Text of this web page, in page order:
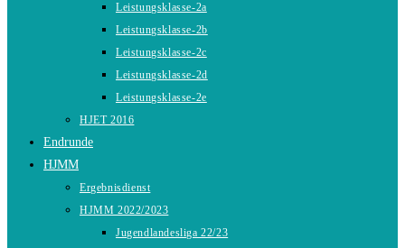
Leistungsklasse-2a
Leistungsklasse-2b
Leistungsklasse-2c
Leistungsklasse-2d
Leistungsklasse-2e
HJET 2016
Endrunde
HJMM
Ergebnisdienst
HJMM 2022/2023
Jugendlandesliga 22/23